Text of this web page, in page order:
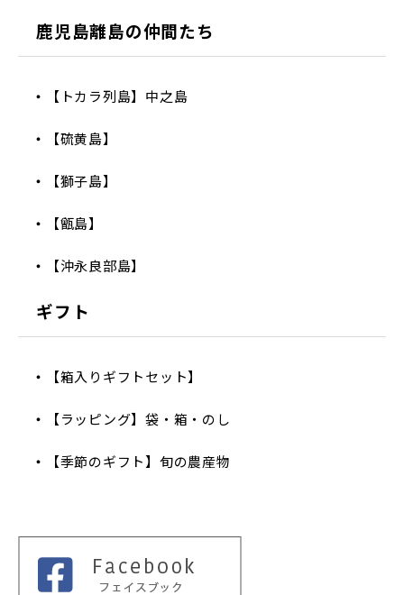
鹿児島離島の仲間たち
【トカラ列島】中之島
【硫黄島】
【獅子島】
【甑島】
【沖永良部島】
ギフト
【箱入りギフトセット】
【ラッピング】袋・箱・のし
【季節のギフト】旬の農産物